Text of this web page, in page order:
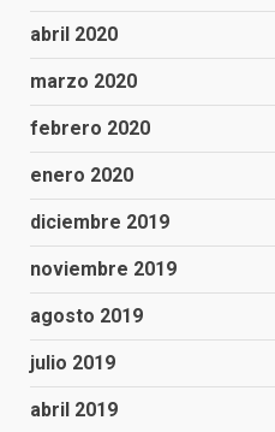
abril 2020
marzo 2020
febrero 2020
enero 2020
diciembre 2019
noviembre 2019
agosto 2019
julio 2019
abril 2019